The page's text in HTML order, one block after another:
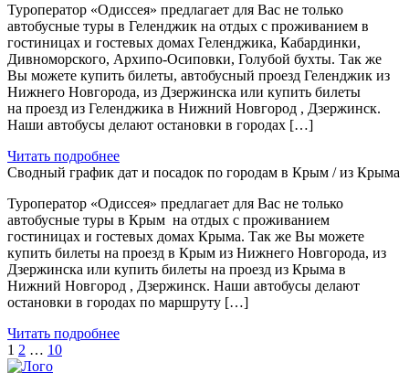
Туроператор «Одиссея» предлагает для Вас не только
автобусные туры в Геленджик на отдых с проживанием в
гостиницах и гостевых домах Геленджика, Кабардинки,
Дивноморского, Архипо-Осиповки, Голубой бухты. Так же
Вы можете купить билеты, автобусный проезд Геленджик из
Нижнего Новгорода, из Дзержинска или купить билеты
на проезд из Геленджика в Нижний Новгород , Дзержинск.
Наши автобусы делают остановки в городах […]
Читать подробнее
Сводный график дат и посадок по городам в Крым / из Крыма
Туроператор «Одиссея» предлагает для Вас не только
автобусные туры в Крым на отдых с проживанием
гостиницах и гостевых домах Крыма. Так же Вы можете
купить билеты на проезд в Крым из Нижнего Новгорода, из
Дзержинска или купить билеты на проезд из Крыма в
Нижний Новгород , Дзержинск. Наши автобусы делают
остановки в городах по маршруту […]
Читать подробнее
1 2 … 10